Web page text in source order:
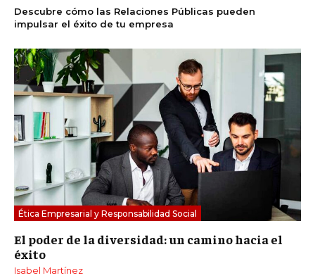
Descubre cómo las Relaciones Públicas pueden
impulsar el éxito de tu empresa
Ética Empresarial y Responsabilidad Social
El poder de la diversidad: un camino hacia el
éxito
Isabel Martínez